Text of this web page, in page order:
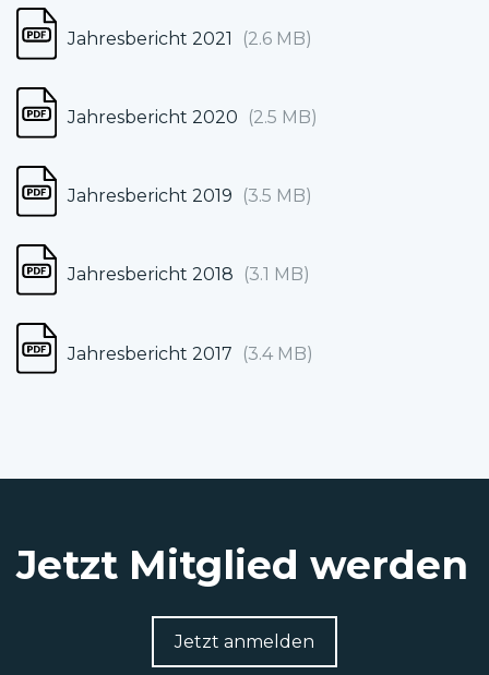
Jahresbericht 2021 (2.6 MB)
Jahresbericht 2020 (2.5 MB)
Jahresbericht 2019 (3.5 MB)
Jahresbericht 2018 (3.1 MB)
Jahresbericht 2017 (3.4 MB)
Jetzt Mitglied werden
Jetzt anmelden